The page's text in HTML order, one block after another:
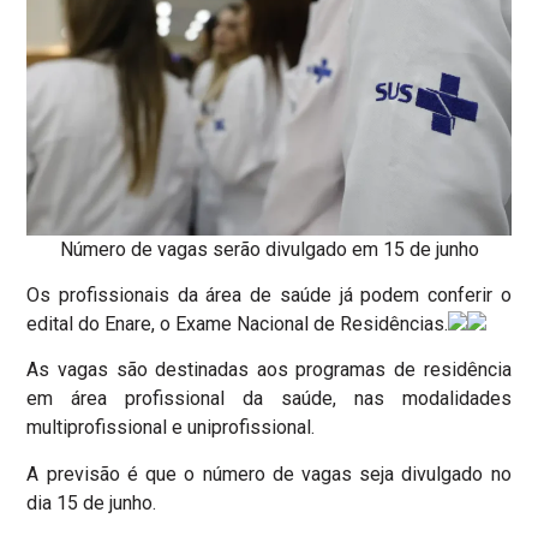
Número de vagas serão divulgado em 15 de junho
Os profissionais da área de saúde já podem conferir o
edital do Enare, o Exame Nacional de Residências.
As vagas são destinadas aos programas de residência
em área profissional da saúde, nas modalidades
multiprofissional e uniprofissional.
A previsão é que o número de vagas seja divulgado no
dia 15 de junho.